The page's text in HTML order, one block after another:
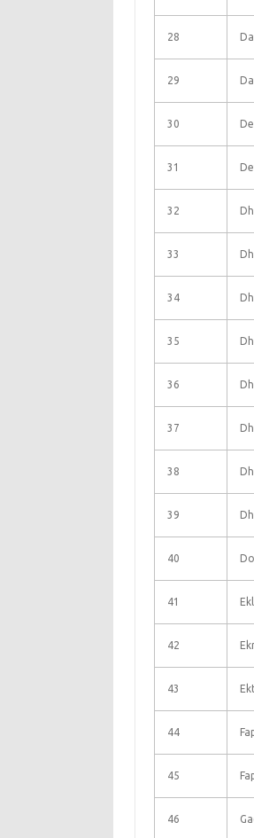
28
29
30
31
32
33
34
35
36
37
38
39
40
41
42
43
44
45
46